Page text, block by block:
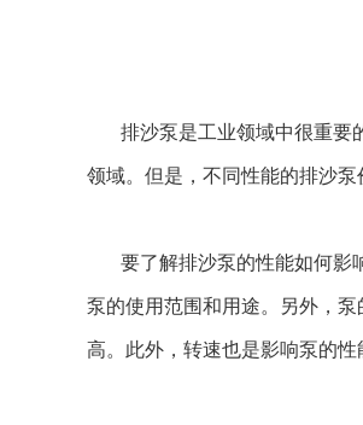
排沙泵是工业领域中很重要
领域。但是，不同性能的排沙
要了解排沙泵的性能如何影
泵的使用范围和用途。另外，
高。此外，转速也是影响泵的性